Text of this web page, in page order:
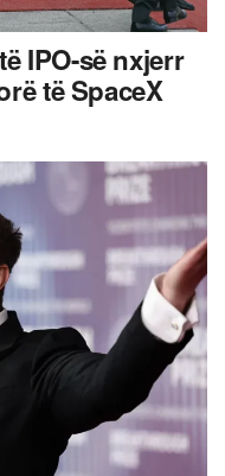
IPO-së nxjerr
të SpaceX